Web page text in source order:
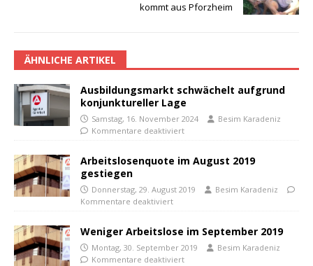
kommt aus Pforzheim
ÄHNLICHE ARTIKEL
Ausbildungsmarkt schwächelt aufgrund
konjunktureller Lage
Samstag, 16. November 2024
Besim Karadeniz
Kommentare deaktiviert
Arbeitslosenquote im August 2019
gestiegen
Donnerstag, 29. August 2019
Besim Karadeniz
Kommentare deaktiviert
Weniger Arbeitslose im September 2019
Montag, 30. September 2019
Besim Karadeniz
Kommentare deaktiviert